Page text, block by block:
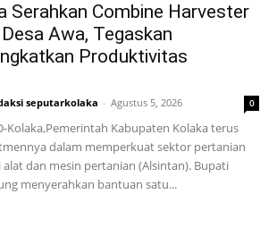
Serahkan Combine Harvester
Awa, Tegaskan
Produktivitas
seputarkolaka - Agustus 5, 2026 0
Kolaka,Pemerintah Kabupaten Kolaka terus
dalam memperkuat sektor pertanian
dan mesin pertanian (Alsintan). Bupati
menyerahkan bantuan satu...